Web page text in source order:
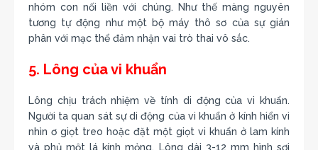
nhóm con nối liền với chúng. Như thế màng nguyên
tương tự động như một bộ máy thô sơ của sự gián
phân với mạc thể đảm nhận vai trò thai vô sắc.
5. Lông của vi khuẩn
Lông chịu trách nhiệm về tính di động của vi khuẩn.
Người ta quan sát sự di động của vi khuẩn ở kính hiển vi
nhìn ơ giọt treo hoặc đặt một giọt vi khuẩn ở lam kính
và phủ một lá kính mỏng. Lông dài 3-12 mm hình sợi